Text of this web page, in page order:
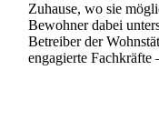
Zuhause, wo sie
Bewohner dabei
Betreiber der
engagierte Fachkräfte